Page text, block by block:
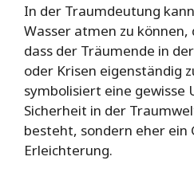
In der Traumdeutung
Wasser atmen zu
dass der Träumende in
oder Krisen eigenständig
symbolisiert eine gewisse
Sicherheit in der
besteht, sondern eher ein
Erleichterung.